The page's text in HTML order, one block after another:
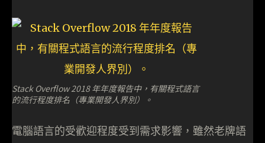
Stack Overflow 2018 年年度報告中，有關程式語言
的流行程度排名（專業開發人界別）。
電腦語言的受歡迎程度受到需求影響，雖然老牌語